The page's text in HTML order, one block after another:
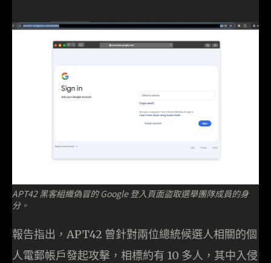
APT42 黑客組織偽冒的 Google 登入頁面盜取選舉團隊成員的身
分。
報告指出，APT42 曾針對兩位總統候選人相關的個
人電郵帳戶發起攻擊，相標約有 10 多人，其中入侵